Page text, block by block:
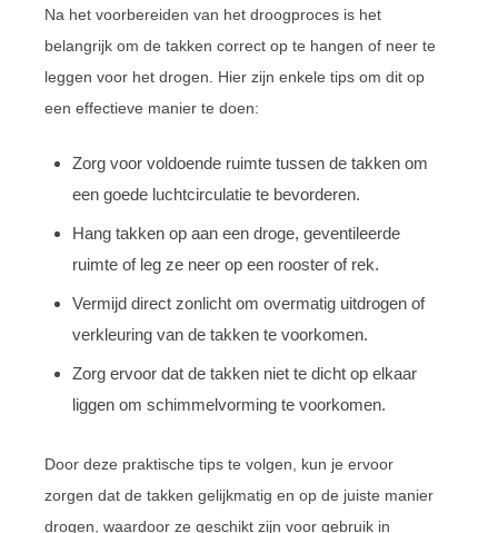
Na het voorbereiden van het droogproces is het
belangrijk om de takken correct op te hangen of neer te
leggen voor het drogen. Hier zijn enkele tips om dit op
een effectieve manier te doen:
Zorg voor voldoende ruimte tussen de takken om
een goede luchtcirculatie te bevorderen.
Hang takken op aan een droge, geventileerde
ruimte of leg ze neer op een rooster of rek.
Vermijd direct zonlicht om overmatig uitdrogen of
verkleuring van de takken te voorkomen.
Zorg ervoor dat de takken niet te dicht op elkaar
liggen om schimmelvorming te voorkomen.
Door deze praktische tips te volgen, kun je ervoor
zorgen dat de takken gelijkmatig en op de juiste manier
drogen, waardoor ze geschikt zijn voor gebruik in